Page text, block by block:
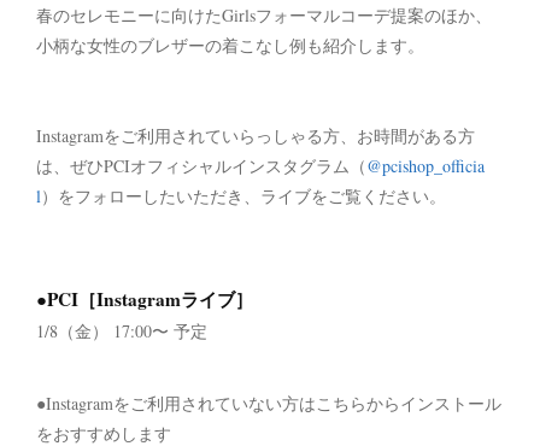
春のセレモニーに向けたGirlsフォーマルコーデ提案のほか、
小柄な女性のブレザーの着こなし例も紹介します。
Instagramをご利用されていらっしゃる方、お時間がある方
は、ぜひPCIオフィシャルインスタグラム（@pcishop_officia
l）をフォローしたいただき、ライブをご覧ください。
●PCI［Instagramライブ］
1/8（金） 17:00〜 予定
●Instagramをご利用されていない方はこちらからインストール
をおすすめします